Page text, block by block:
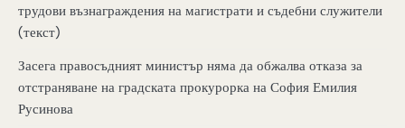
трудови възнаграждения на магистрати и съдебни служители
(текст)
Засега правосъдният министър няма да обжалва отказа за
отстраняване на градската прокурорка на София Емилия
Русинова